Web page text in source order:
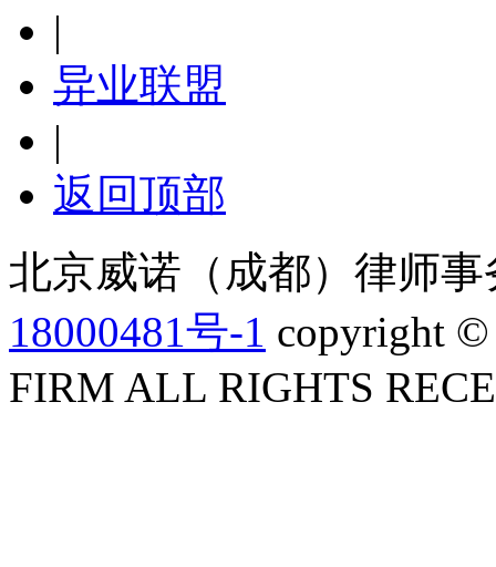
|
异业联盟
|
返回顶部
北京威诺（成都）律师
18000481号-1 copyright
FIRM ALL RIGHTS